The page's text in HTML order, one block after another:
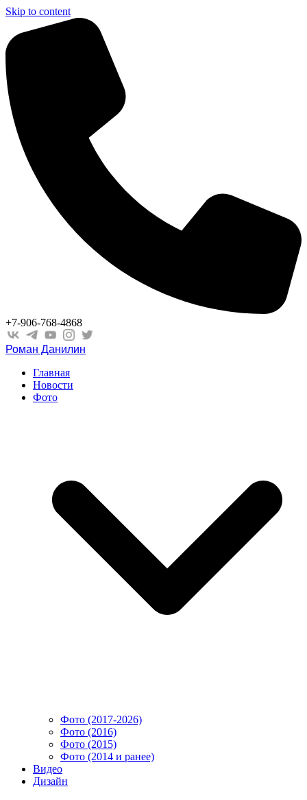
Skip to content
+7-906-768-4868
Роман Данилин
Главная
Новости
Фото
Фото (2017-2026)
Фото (2016)
Фото (2015)
Фото (2014 и ранее)
Видео
Дизайн